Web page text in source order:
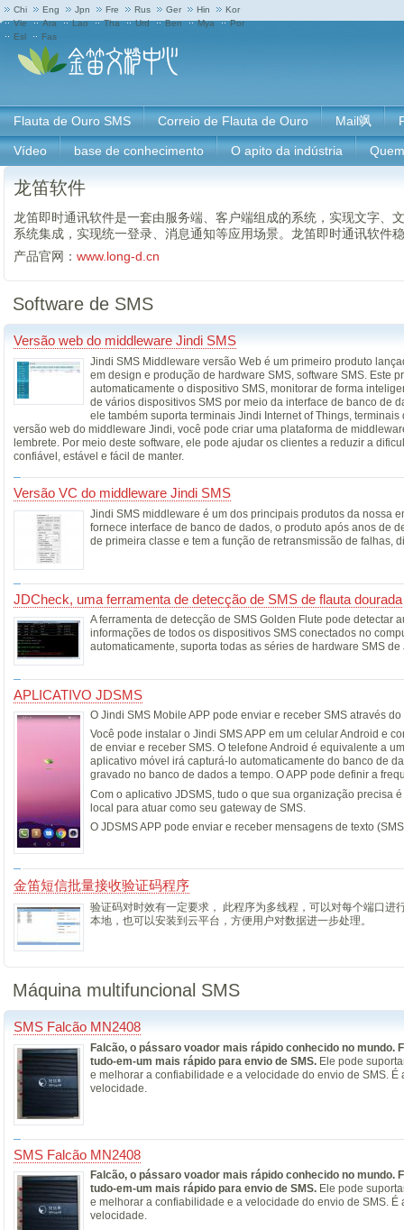
Chi Eng Jpn Fre Rus Ger Hin
Kor
Vie
Ara Lao Tha Urd Ben Mya
Por
Esl
Fas
Flauta de Ouro SMS Correio de Flauta de Ouro Mail飒
Vídeo base de conhecimento O apito da indústria
龙笛软件
龙笛即时通讯软件是一套由服务端、客户端组成的系统，实现文字
系统集成，实现统一登录、消息通知等应用场景。龙笛即时通讯软件
产品官网：www.long-d.cn
Software de SMS
Versão web do middleware Jindi SMS
Jindi SMS Middleware versão Web é um primeiro produto
em design e produção de hardware SMS, software SMS. Este
automaticamente o dispositivo SMS, monitorar de forma
de vários dispositivos SMS por meio da interface de banco de
ele também suporta terminais Jindi Internet of Things,
versão web do middleware Jindi, você pode criar uma plataforma de
lembrete. Por meio deste software, ele pode ajudar os clientes a reduzir a
confiável, estável e fácil de manter.
Versão VC do middleware Jindi SMS
Jindi SMS middleware é um dos principais produtos da nossa
fornece interface de banco de dados, o produto após anos de
de primeira classe e tem a função de retransmissão de falhas,
JDCheck, uma ferramenta de detecção de SMS de flauta dourada
A ferramenta de detecção de SMS Golden Flute pode detectar
informações de todos os dispositivos SMS conectados no
automaticamente, suporta todas as séries de hardware SMS de
APLICATIVO JDSMS
O Jindi SMS Mobile APP pode enviar e receber SMS através
Você pode instalar o Jindi SMS APP em um celular Android e
de enviar e receber SMS. O telefone Android é equivalente a
aplicativo móvel irá capturá-lo automaticamente do banco de
gravado no banco de dados a tempo. O APP pode definir a
Com o aplicativo JDSMS, tudo o que sua organização precisa
local para atuar como seu gateway de SMS.
O JDSMS APP pode enviar e receber mensagens de texto
金笛短信批量接收验证码程序
验证码对时效有一定要求， 此程序为多线程，可以对每个端口
本地，也可以安装到云平台，方便用户对数据进一步处理。
Máquina multifuncional SMS
SMS Falcão MN2408
Falcão, o pássaro voador mais rápido conhecido no mundo.
tudo-em-um mais rápido para envio de SMS. Ele pode
e melhorar a confiabilidade e a velocidade do envio de SMS.
velocidade.
SMS Falcão MN2408
Falcão, o pássaro voador mais rápido conhecido no mundo.
tudo-em-um mais rápido para envio de SMS. Ele pode
e melhorar a confiabilidade e a velocidade do envio de SMS.
velocidade.